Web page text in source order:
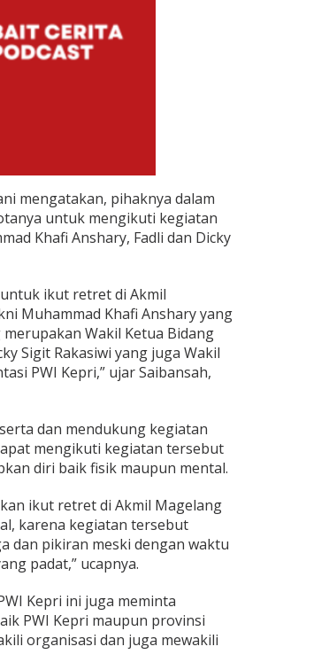
mengatakan, pihaknya dalam
untuk mengikuti kegiatan
Khafi Anshary, Fadli dan Dicky
ikut retret di Akmil
Muhammad Khafi Anshary yang
merupakan Wakil Ketua Bidang
Sigit Rakasiwi yang juga Wakil
PWI Kepri,” ujar Saibansah,
dan mendukung kegiatan
mengikuti kegiatan tersebut
diri baik fisik maupun mental.
ikut retret di Akmil Magelang
karena kegiatan tersebut
dan pikiran meski dengan waktu
padat,” ucapnya.
Kepri ini juga meminta
PWI Kepri maupun provinsi
organisasi dan juga mewakili